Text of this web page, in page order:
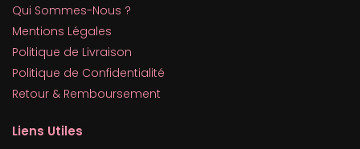
Qui Sommes-Nous ?
Mentions Légales
Politique de Livraison
Politique de Confidentialité
Retour & Remboursement
Liens Utiles